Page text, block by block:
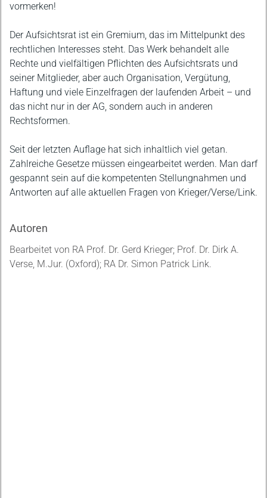
vormerken!
Der Aufsichtsrat ist ein Gremium, das im Mittelpunkt des
rechtlichen Interesses steht. Das Werk behandelt alle
Rechte und vielfältigen Pflichten des Aufsichtsrats und
seiner Mitglieder, aber auch Organisation, Vergütung,
Haftung und viele Einzelfragen der laufenden Arbeit – und
das nicht nur in der AG, sondern auch in anderen
Rechtsformen.
Seit der letzten Auflage hat sich inhaltlich viel getan.
Zahlreiche Gesetze müssen eingearbeitet werden. Man darf
gespannt sein auf die kompetenten Stellungnahmen und
Antworten auf alle aktuellen Fragen von Krieger/Verse/Link.
Autoren
Bearbeitet von RA Prof. Dr. Gerd Krieger; Prof. Dr. Dirk A.
Verse, M.Jur. (Oxford); RA Dr. Simon Patrick Link.